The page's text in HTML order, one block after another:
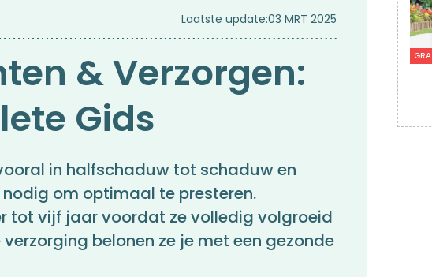
Laatste update:03 MRT 2025
& Verzorgen:
Gids
in halfschaduw tot schaduw en
om optimaal te presteren.
tot vijf jaar voordat ze volledig volgroeid
belonen ze je met een gezonde